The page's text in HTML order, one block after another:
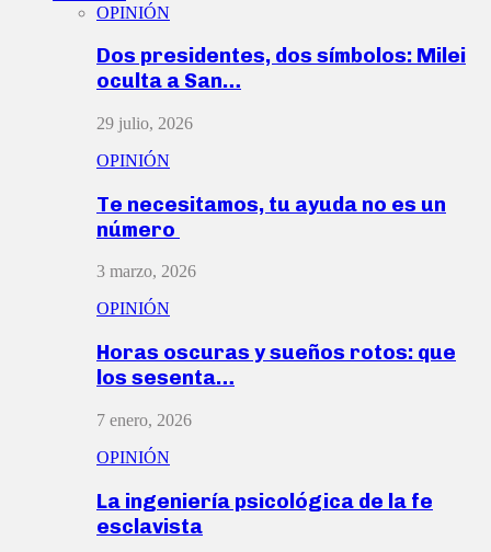
OPINIÓN
Dos presidentes, dos símbolos: Milei
oculta a San…
29 julio, 2026
OPINIÓN
Te necesitamos, tu ayuda no es un
número
3 marzo, 2026
OPINIÓN
Horas oscuras y sueños rotos: que
los sesenta…
7 enero, 2026
OPINIÓN
La ingeniería psicológica de la fe
esclavista